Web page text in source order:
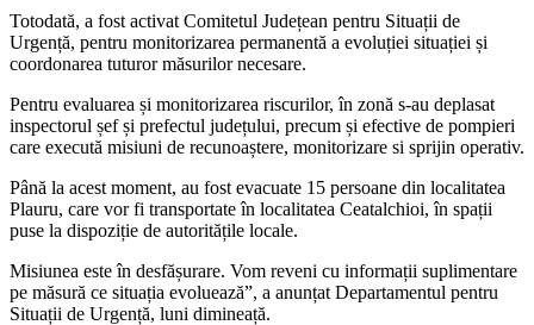
Totodată, a fost activat Comitetul Județean pentru Situații de
Urgență, pentru monitorizarea permanentă a evoluției situației și
coordonarea tuturor măsurilor necesare.
Pentru evaluarea și monitorizarea riscurilor,în zonă s-au deplasat
inspectorul șef și prefectul județului, precum și efective de pompieri
care execută misiuni de recunoaștere, monitorizare si sprijin operativ.
Până la acest moment, au fost evacuate 15 persoane din localitatea
Plauru, care vor fi transportateîn localitatea Ceatalchioi, în spații
puse la dispoziție de autoritățile locale.
Misiunea esteîn desfășurare. Vom reveni cu informații suplimentare
pe măsură ce situația evoluează”, a anunțat Departamentul pentru
Situații de Urgență, luni dimineață.